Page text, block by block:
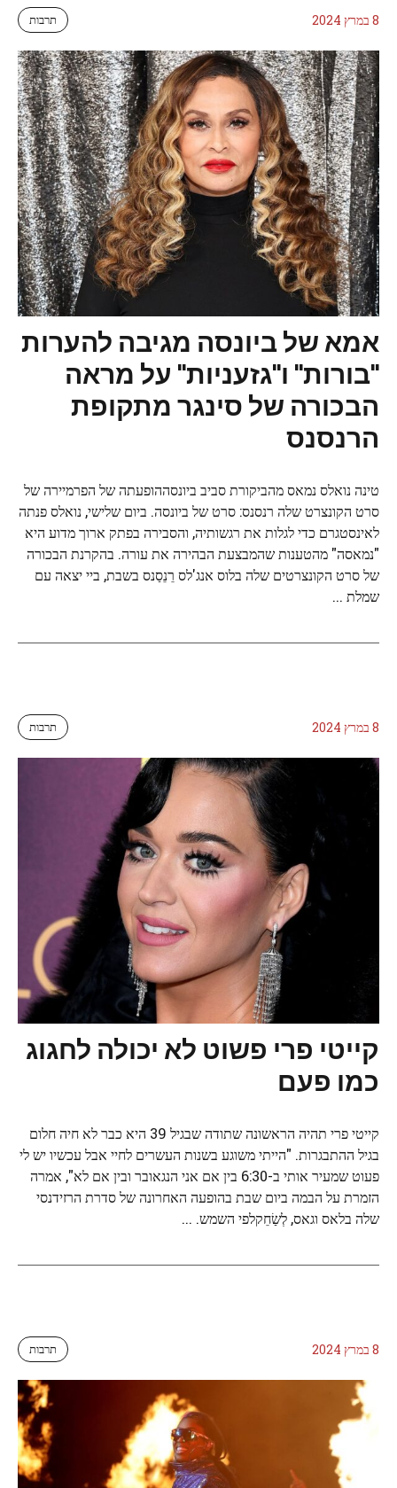
8 במרץ 2024 תרבות
אמא של ביונסה מגיבה להערות
"בורות" ו"גזעניות" על מראה
הבכורה של סינגר מתקופת
הרנסנס
טינה נואלס נמאס מהביקורת סביב ביונסההופעתה של הפרמיירה של
סרט הקונצרט שלה רנסנס: סרט של ביונסה. ביום שלישי, נואלס פנתה
לאינסטגרם כדי לגלות את רגשותיה, והסבירה בפתק ארוך מדוע היא
"נמאסה" מהטענות שהמבצעת הבהירה את עורה. בהקרנת הבכורה
של סרט הקונצרטים שלה בלוס אנג'לס רֵנֵסַנס בשבת, ביי יצאה עם
שמלת ...
8 במרץ 2024 תרבות
קייטי פרי פשוט לא יכולה לחגוג
כמו פעם
קייטי פרי תהיה הראשונה שתודה שבגיל 39 היא כבר לא חיה חלום
בגיל ההתבגרות. "הייתי משוגע בשנות העשרים לחיי אבל עכשיו יש לי
פעוט שמעיר אותי ב-6:30 בין אם אני הנגאובר ובין אם לא", אמרה
הזמרת על הבמה ביום שבת בהופעה האחרונה של סדרת הרזידנסי
שלה בלאס וגאס, לְשַׂחֵקלפי השמש. ...
8 במרץ 2024 תרבות